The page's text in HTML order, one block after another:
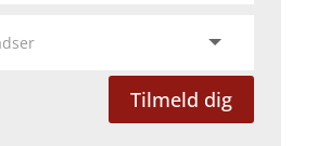
Tilmeld dig